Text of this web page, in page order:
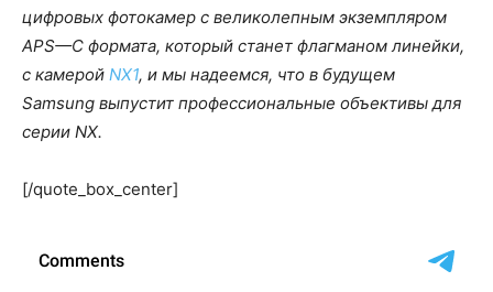
цифровых фотокамер с великолепным экземпляром
APS—C формата, который станет флагманом линейки,
с камерой NX1, и мы надеемся, что в будущем
Samsung выпустит профессиональные объективы для
серии NX.
[/quote_box_center]